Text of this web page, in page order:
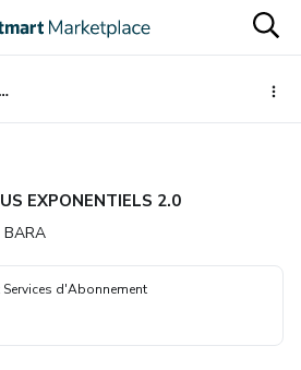
REVENUS EXPONENTIELS 2.0
EXPONENTIELS 2.0
BARA
Services d'Abonnement